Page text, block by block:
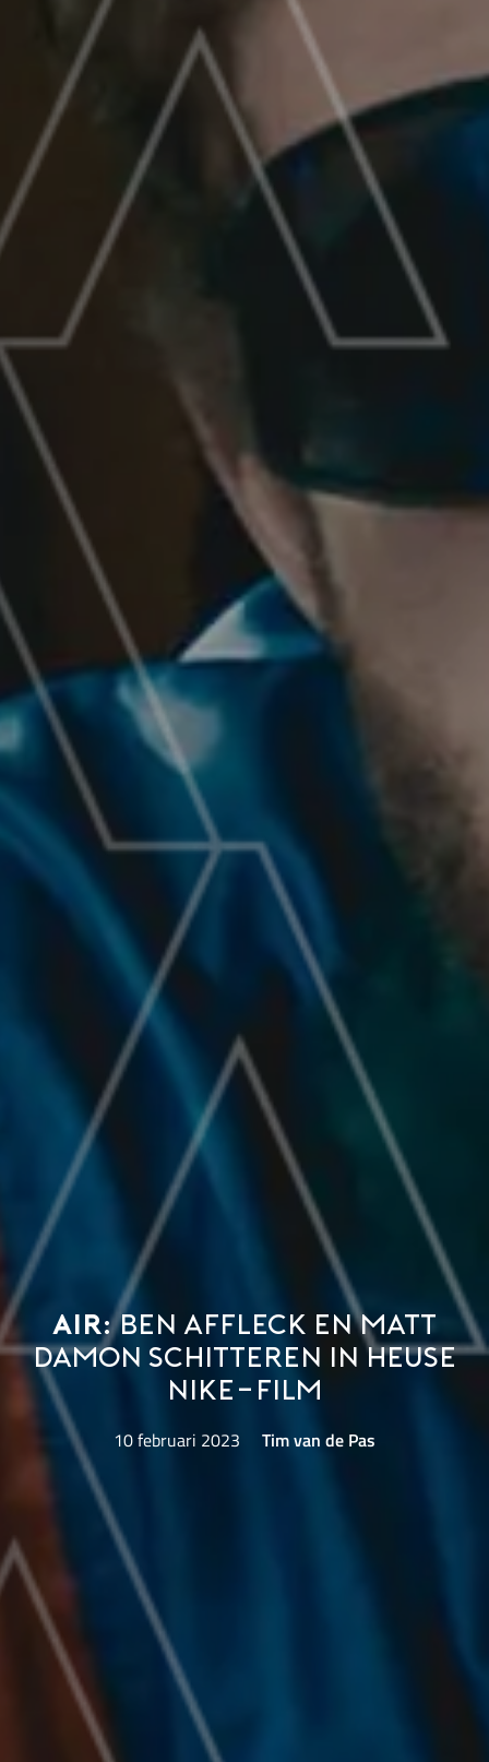
AIR:Ben Affleck en Matt
Damon schitteren in heuse
Nike-film
10 februari 2023 Tim van de Pas